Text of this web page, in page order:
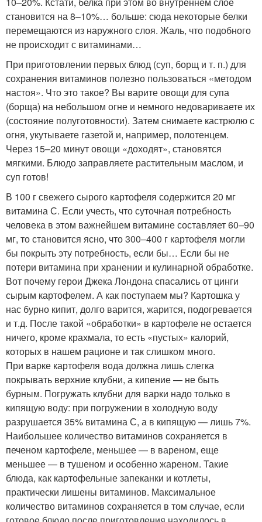
становится на 8–10%… больше: сюда некоторые белки
перемещаются из наружного слоя. Жаль, что подобного
не происходит с витаминами…
При приготовлении первых блюд (суп, борщ и т. п.) для
сохранения витаминов полезно пользоваться «методом
настоя». Что это такое? Вы варите овощи для супа
(борща) на небольшом огне и немного недовариваете их
(состояние полуготовности). Затем снимаете кастрюлю с
огня, укутываете газетой и, например, полотенцем.
Через 15–20 минут овощи «доходят», становятся
мягкими. Блюдо заправляете растительным маслом, и
суп готов!
В 100 г свежего сырого картофеля содержится 20 мг
витамина С. Если учесть, что суточная потребность
человека в этом важнейшем витамине составляет 60–90
мг, то становится ясно, что 300–400 г картофеля могли
бы покрыть эту потребность, если бы… Если бы не
потери витамина при хранении и кулинарной обработке.
Вот почему герои Джека Лондона спасались от цинги
сырым картофелем. А как поступаем мы? Картошка у
нас бурно кипит, долго варится, жарится, подогревается
и т.д. После такой «обработки» в картофеле не остается
ничего, кроме крахмала, то есть «пустых» калорий,
которых в нашем рационе и так слишком много.
При варке картофеля вода должна лишь слегка
покрывать верхние клубни, а кипение — не быть
бурным. Погружать клубни для варки надо только в
кипящую воду: при погружении в холодную воду
разрушается 35% витамина С, а в кипящую — лишь 7%.
Наибольшее количество витаминов сохраняется в
печеном картофеле, меньшее — в вареном, еще
меньшее — в тушеном и особенно жареном. Такие
блюда, как картофельные запеканки и котлеты,
практически лишены витаминов. Максимальное
количество витаминов сохраняется в том случае, если